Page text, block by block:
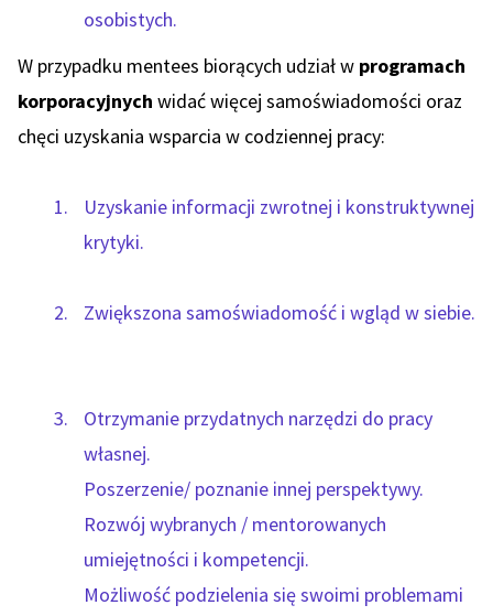
osobistych.
W przypadku mentees biorących udział w programach
korporacyjnych widać więcej samoświadomości oraz
chęci uzyskania wsparcia w codziennej pracy:
Uzyskanie informacji zwrotnej i konstruktywnej
krytyki.
Zwiększona samoświadomość i wgląd w siebie.
Otrzymanie przydatnych narzędzi do pracy
własnej.
Poszerzenie/ poznanie innej perspektywy.
Rozwój wybranych / mentorowanych
umiejętności i kompetencji.
Możliwość podzielenia się swoimi problemami